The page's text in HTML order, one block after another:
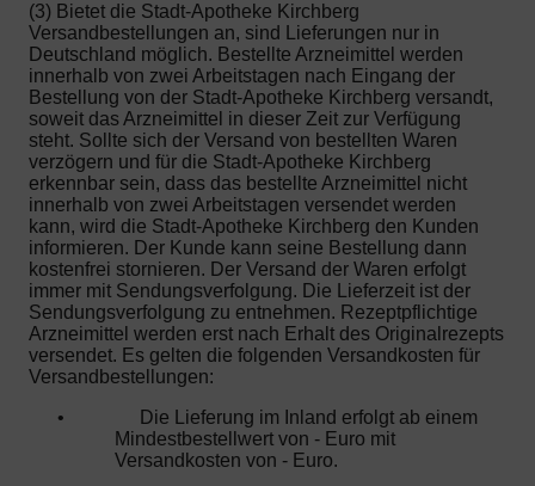
(3) Bietet die Stadt-Apotheke Kirchberg
Versandbestellungen an, sind Lieferungen nur in
Deutschland möglich. Bestellte Arzneimittel werden
innerhalb von zwei Arbeitstagen nach Eingang der
Bestellung von der Stadt-Apotheke Kirchberg versandt,
soweit das Arzneimittel in dieser Zeit zur Verfügung
steht. Sollte sich der Versand von bestellten Waren
verzögern und für die Stadt-Apotheke Kirchberg
erkennbar sein, dass das bestellte Arzneimittel nicht
innerhalb von zwei Arbeitstagen versendet werden
kann, wird die Stadt-Apotheke Kirchberg den Kunden
informieren. Der Kunde kann seine Bestellung dann
kostenfrei stornieren. Der Versand der Waren erfolgt
immer mit Sendungsverfolgung. Die Lieferzeit ist der
Sendungsverfolgung zu entnehmen. Rezeptpflichtige
Arzneimittel werden erst nach Erhalt des Originalrezepts
versendet. Es gelten die folgenden Versandkosten für
Versandbestellungen:
•
Die Lieferung im Inland erfolgt ab einem
Mindestbestellwert von - Euro mit
Versandkosten von - Euro.